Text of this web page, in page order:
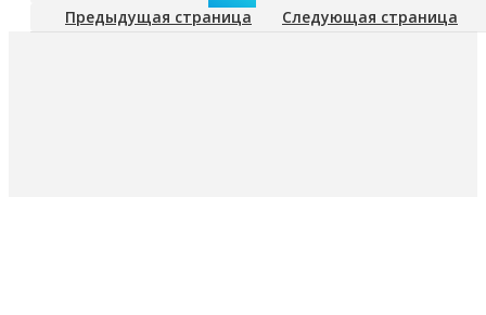
Предыдущая страница
Следующая страница